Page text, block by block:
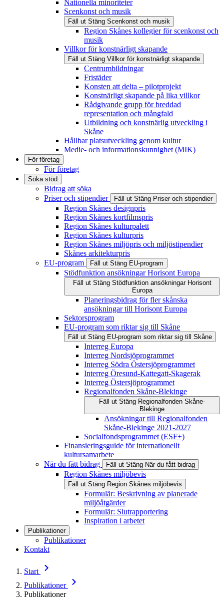
Nationella minoriteter
Scenkonst och musik
Fäll ut Stäng Scenkonst och musik
Region Skånes kollegier för scenkonst och
musik
Villkor för konstnärligt skapande
Fäll ut Stäng Villkor för konstnärligt skapande
Centrumbildningar
Fristäder
Konsten att delta – pilotprojekt
Konstnärligt skapande på lika villkor
Rådgivande grupp för breddad
representation och mångfald
Utbildning och konstnärlig utveckling i
Skåne
Hållbar platsutveckling genom kultur
Medie- och informationskunnighet (MIK)
För företag
För företag
Söka stöd
Bidrag att söka
Priser och stipendier
Fäll ut Stäng Priser och stipendier
Region Skånes designpris
Region Skånes kortfilmspris
Region Skånes kulturpalett
Region Skånes kulturpris
Region Skånes miljöpris och miljöstipendier
Skånes arkitekturpris
EU-program
Fäll ut Stäng EU-program
Stödfunktion ansökningar Horisont Europa
Fäll ut Stäng Stödfunktion ansökningar Horisont
Europa
Planeringsbidrag för fler skånska
ansökningar till Horisont Europa
Sektorsprogram
EU-program som riktar sig till Skåne
Fäll ut Stäng EU-program som riktar sig till Skåne
Interreg Europa
Interreg Nordsjöprogrammet
Interreg Södra Östersjöprogrammet
Interreg Öresund-Kattegatt-Skagerak
Interreg Östersjöprogrammet
Regionalfonden Skåne-Blekinge
Fäll ut Stäng Regionalfonden Skåne-
Blekinge
Ansökningar till Regionalfonden
Skåne-Blekinge 2021-2027
Socialfondsprogrammet (ESF+)
Finansieringsguide för internationellt
kultursamarbete
När du fått bidrag
Fäll ut Stäng När du fått bidrag
Region Skånes miljöbevis
Fäll ut Stäng Region Skånes miljöbevis
Formulär: Beskrivning av planerade
miljöåtgärder
Formulär: Slutrapportering
Inspiration i arbetet
Publikationer
Publikationer
Kontakt
Start
Publikationer
Publikationer